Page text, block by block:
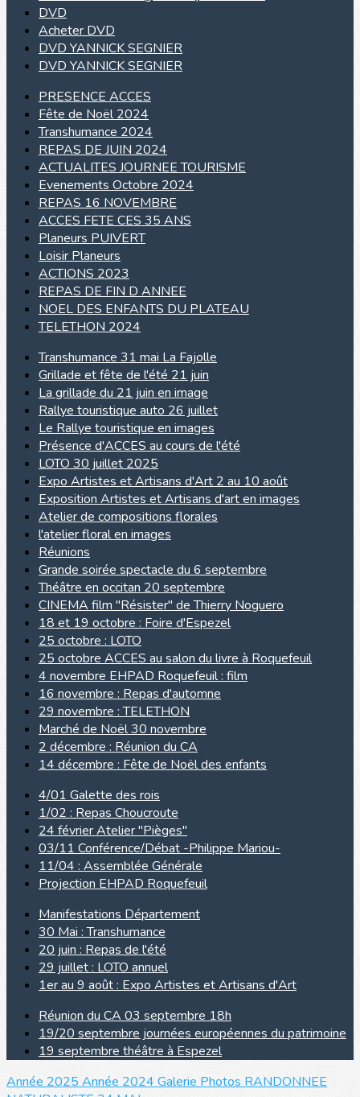
DVD
Acheter DVD
DVD YANNICK SEGNIER
DVD YANNICK SEGNIER
PRESENCE ACCES
Fête de Noël 2024
Transhumance 2024
REPAS DE JUIN 2024
ACTUALITES JOURNEE TOURISME
Evenements Octobre 2024
REPAS 16 NOVEMBRE
ACCES FETE CES 35 ANS
Planeurs PUIVERT
Loisir Planeurs
ACTIONS 2023
REPAS DE FIN D ANNEE
NOEL DES ENFANTS DU PLATEAU
TELETHON 2024
Transhumance 31 mai La Fajolle
Grillade et fête de l'été 21 juin
La grillade du 21 juin en image
Rallye touristique auto 26 juillet
Le Rallye touristique en images
Présence d'ACCES au cours de l'été
LOTO 30 juillet 2025
Expo Artistes et Artisans d'Art 2 au 10 août
Exposition Artistes et Artisans d'art en images
Atelier de compositions florales
l'atelier floral en images
Réunions
Grande soirée spectacle du 6 septembre
Théâtre en occitan 20 septembre
CINEMA film "Résister" de Thierry Noguero
18 et 19 octobre : Foire d'Espezel
25 octobre : LOTO
25 octobre ACCES au salon du livre à Roquefeuil
4 novembre EHPAD Roquefeuil : film
16 novembre : Repas d'automne
29 novembre : TELETHON
Marché de Noël 30 novembre
2 décembre : Réunion du CA
14 décembre : Fête de Noël des enfants
4/01 Galette des rois
1/02 : Repas Choucroute
24 février Atelier "Pièges"
03/11 Conférence/Débat -Philippe Mariou-
11/04 : Assemblée Générale
Projection EHPAD Roquefeuil
Manifestations Département
30 Mai : Transhumance
20 juin : Repas de l'été
29 juillet : LOTO annuel
1er au 9 août : Expo Artistes et Artisans d'Art
Réunion du CA 03 septembre 18h
19/20 septembre journées européennes du patrimoine
19 septembre théâtre à Espezel
Année 2025 Année 2024 Galerie Photos RANDONNEE